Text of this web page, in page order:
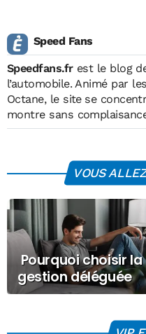
Speed Fans
Speedfans.frest le blog
l’automobile. Animé par
Octane, le site se
montre sans
actus, fun, vidéos
VOUS
Pourquoi choisir la
gestion déléguée
de sa flotte mobile